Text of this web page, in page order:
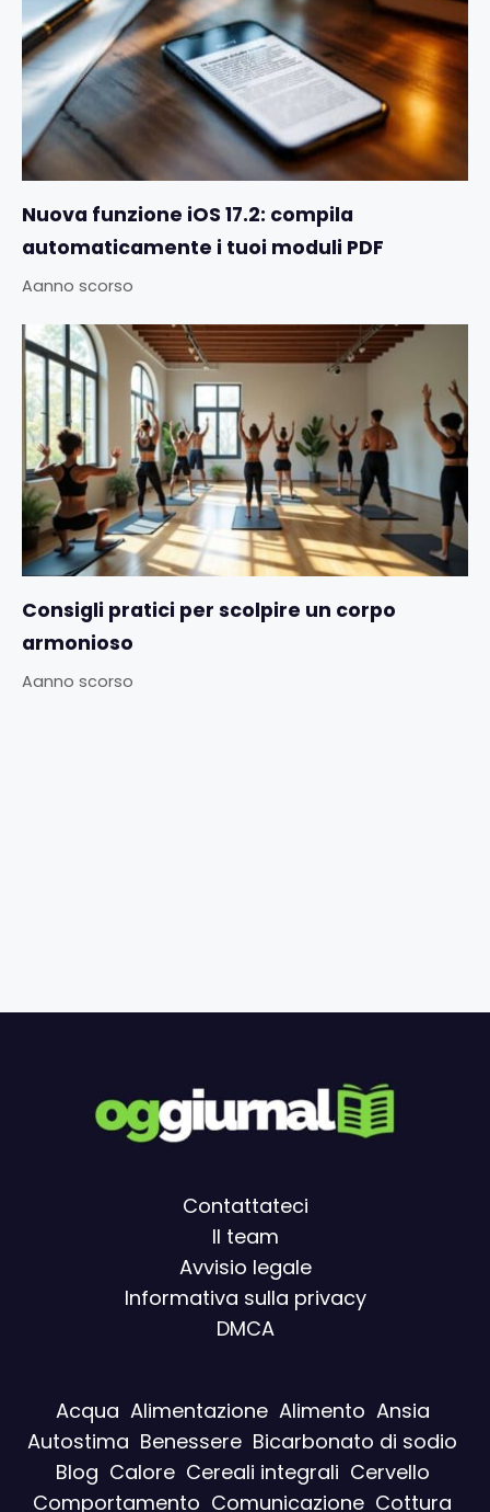
Nuova funzione iOS 17.2: compila
automaticamente i tuoi moduli PDF
Aanno scorso
Consigli pratici per scolpire un corpo
armonioso
Aanno scorso
Contattateci
Il team
Avvisio legale
Informativa sulla privacy
DMCA
Acqua Alimentazione Alimento Ansia
Autostima Benessere Bicarbonato di sodio
Blog Calore Cereali integrali Cervello
Comportamento Comunicazione Cottura